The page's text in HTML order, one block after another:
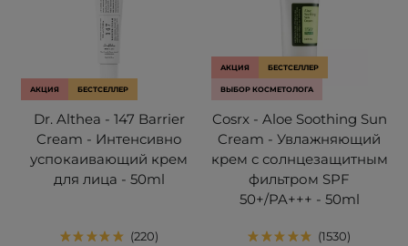
АКЦИЯ БЕСТСЕЛЛЕР
Dr. Althea - 147 Barrier
Cream - Интенсивно
успокаивающий крем
для лица - 50ml
220
АКЦИЯ БЕСТСЕЛЛЕР
ВЫБОР КОСМЕТОЛОГА
Cosrx - Aloe Soothing Sun
Cream - Увлажняющий
крем с солнцезащитным
фильтром SPF
50+/PA+++ - 50ml
1530